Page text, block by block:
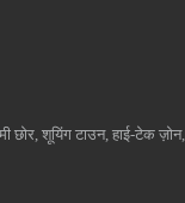
छोर, शूयिंग टाउन, हाई-टेक